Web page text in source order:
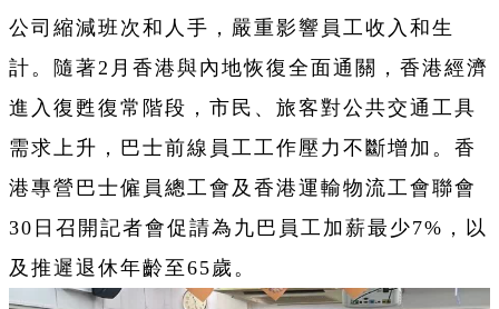
公司縮減班次和人手，嚴重影響員工收入和生
計。隨著2月香港與內地恢復全面通關，香港經濟
進入復甦復常階段，市民、旅客對公共交通工具
需求上升，巴士前線員工工作壓力不斷增加。香
港專營巴士僱員總工會及香港運輸物流工會聯會
30日召開記者會促請為九巴員工加薪最少7%，以
及推遲退休年齡至65歲。